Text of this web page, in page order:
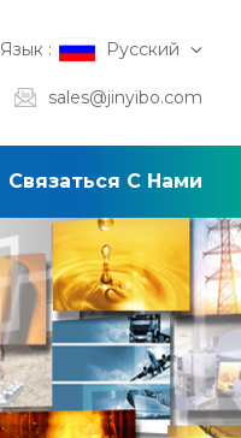
Язык : Русский
sales@jinyibo.com
Связаться С Нами